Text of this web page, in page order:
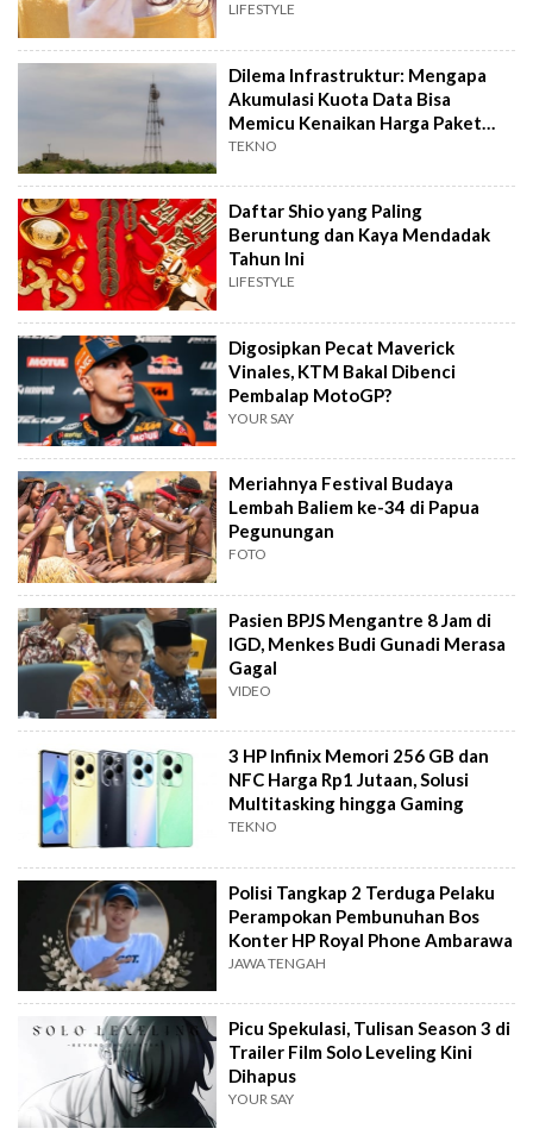
LIFESTYLE
Dilema Infrastruktur: Mengapa
Akumulasi Kuota Data Bisa
Memicu Kenaikan Harga Paket
Internet?
TEKNO
Daftar Shio yang Paling
Beruntung dan Kaya Mendadak
Tahun Ini
LIFESTYLE
Digosipkan Pecat Maverick
Vinales, KTM Bakal Dibenci
Pembalap MotoGP?
YOUR SAY
Meriahnya Festival Budaya
Lembah Baliem ke-34 di Papua
Pegunungan
FOTO
Pasien BPJS Mengantre 8 Jam di
IGD, Menkes Budi Gunadi Merasa
Gagal
VIDEO
3 HP Infinix Memori 256 GB dan
NFC Harga Rp1 Jutaan, Solusi
Multitasking hingga Gaming
TEKNO
Polisi Tangkap 2 Terduga Pelaku
Perampokan Pembunuhan Bos
Konter HP Royal Phone Ambarawa
JAWA TENGAH
Picu Spekulasi, Tulisan Season 3 di
Trailer Film Solo Leveling Kini
Dihapus
YOUR SAY